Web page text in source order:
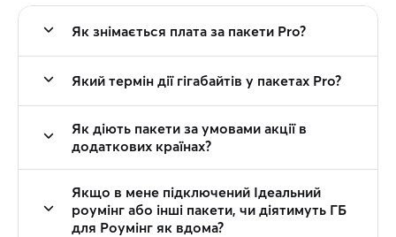
Як знімається плата за пакети Pro?
Який термін дії гігабайтів у пакетах Pro?
Як діють пакети за умовами акції в
додаткових країнах?
Якщо в мене підключений Ідеальний
роумінг або інші пакети, чи діятимуть ГБ
для Роумінг як вдома?